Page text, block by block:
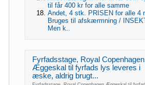
til får 400 kr for alle samme
Andet, 4 stk. PRISEN for alle 4
Bruges til afskærmning /
Men k..
Fyrfadsstage, Royal Copenhagen
Æggeskal til fyrfads lys leveres i
æske, aldrig brugt...